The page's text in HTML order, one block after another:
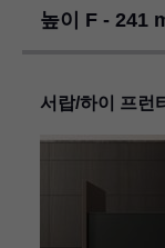
높이 F - 241
서랍/하이 프런